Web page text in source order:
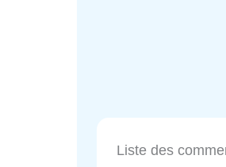
Liste des